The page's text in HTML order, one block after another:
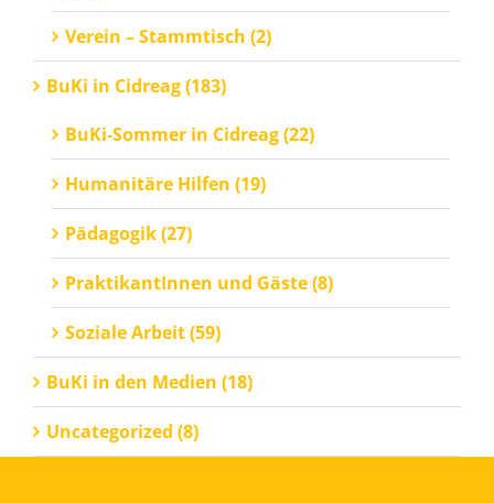
Verein – Stammtisch (2)
BuKi in Cidreag (183)
BuKi-Sommer in Cidreag (22)
Humanitäre Hilfen (19)
Pädagogik (27)
PraktikantInnen und Gäste (8)
Soziale Arbeit (59)
BuKi in den Medien (18)
Uncategorized (8)